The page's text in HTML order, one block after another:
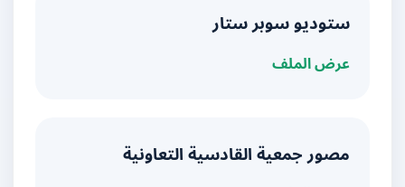
ستوديو سوبر ستار
عرض الملف
مصور جمعية القادسية التعاونية